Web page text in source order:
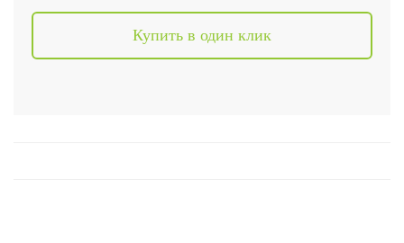
Купить в один клик